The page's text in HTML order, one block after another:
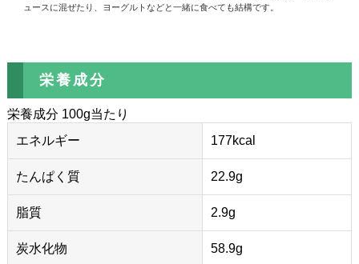
ュースに混ぜたり、ヨーグルトなどと一緒に食べても結構です。
栄養成分
栄養成分 100g当たり
エネルギー
177kcal
たんぱく質 22.9g
脂質 2.9g
炭水化物 58.9g